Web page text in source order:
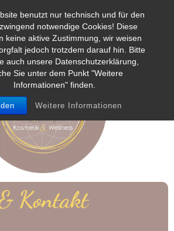
benutzt nur technisch und für den
notwendige Cookies! Diese
keine aktive Zustimmung, wir weisen
jedoch trotzdem darauf hin. Bitte
auch unsere Datenschutzerklärung,
Sie unter dem Punkt "Weitere
Informationen" finden.
Weitere Informationen
Kontakt